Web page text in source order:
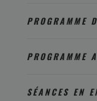
PROGRAMME
PROGRAMME
SÉANCES EN